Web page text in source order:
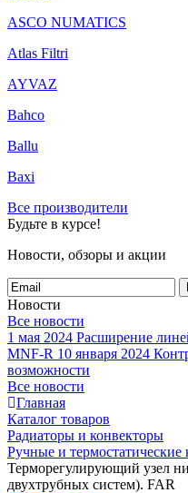
ASCO NUMATICS
Atlas Filtri
AYVAZ
Bahco
Ballu
Baxi
Все производители
Будьте в курсе!
Новости, обзоры и акции
Новости
Все новости
1 мая 2024 Расширение
MNF-R 10 января 2024
возможности
Все новости
Главная
Каталог товаров
Радиаторы и конвекторы
Ручные и термостатические
Терморегулирующий узел
двухтрубных систем). FAR